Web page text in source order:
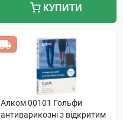
КУПИТИ
Алком 00101 Гольфи
антиварикозні з відкритим